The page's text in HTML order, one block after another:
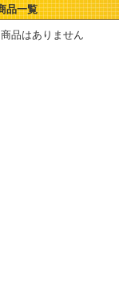
品一覧
品はありません